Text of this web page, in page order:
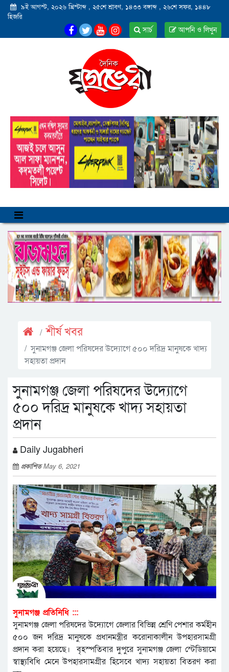
৯ই আগস্ট, ২০২৬ খ্রিস্টাব্দ , ২৫শে শ্রাবণ, ১৪৩৩ বঙ্গাব্দ , ২৬শে সফর, ১৪৪৮
হিজরি
আপনি ও লিখুন
সার্চ
শীর্ষ খবর
সুনামগঞ্জ জেলা পরিষদের উদ্যোগে ৫০০ দরিদ্র মানুষকে খাদ্য
সহায়তা প্রদান
সুনামগঞ্জ জেলা পরিষদের উদ্যোগে
৫০০ দরিদ্র মানুষকে খাদ্য সহায়তা
প্রদান
Daily Jugabheri
প্রকাশিতMay 6, 2021
সুনামগঞ্জ প্রতিনিধি :::
সুনামগঞ্জ জেলা পরিষদের উদ্যোগে জেলার বিভিন্ন শ্রেণি পেশার কর্মহীন
৫০০ জন দরিদ্র মানুষকে প্রধানমন্ত্রীর করোনাকালীন উপহারসামগ্রী
প্রদান করা হয়েছে। বৃহস্পতিবার দুপুরে সুনামগঞ্জ জেলা স্টেডিয়ামে
স্বাস্থ্যবিধি মেনে উপহারসামগ্রীর হিসেবে খাদ্য সহায়তা বিতরণ করা